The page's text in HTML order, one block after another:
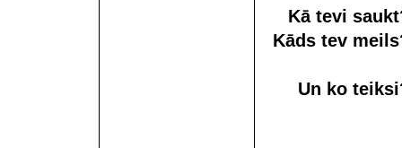
Kā tevi
Kāds tev
Un ko